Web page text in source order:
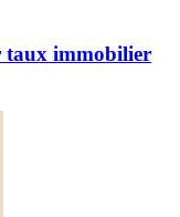
taux immobilier